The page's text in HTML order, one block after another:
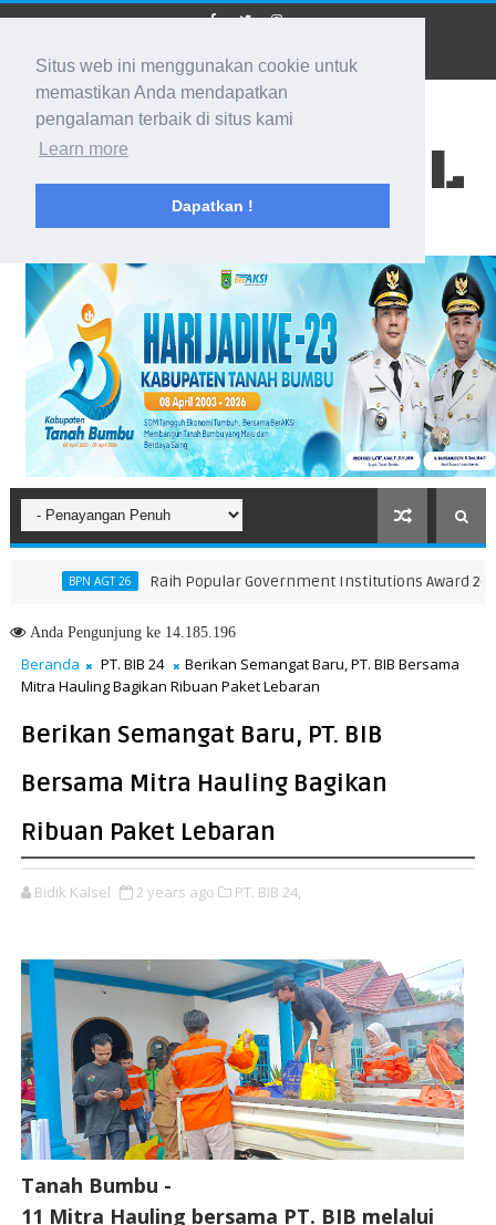
Situs web ini menggunakan cookie untuk
memastikan Anda mendapatkan
pengalaman terbaik di situs kami
Learn more
Dapatkan !
BIDIK KALSEL
Membidik Ke Segala Arah
Raih Popular Government Institutions Award 2026,
AndaPengunjung ke 14.185.196
Beranda PT. BIB 24
Berikan Semangat Baru, PT. BIB Bersama
Mitra Hauling Bagikan Ribuan Paket Lebaran
Berikan Semangat Baru, PT. BIB
Bersama Mitra Hauling Bagikan
Ribuan Paket Lebaran
Bidik Kalsel 2 years ago PT. BIB 24,
Tanah Bumbu -
11 Mitra Hauling bersama PT. BIB melalui